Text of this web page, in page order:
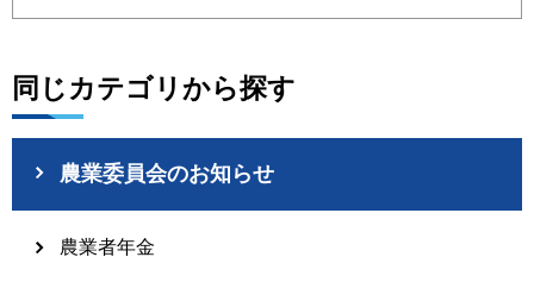
同じカテゴリから探す
農業委員会のお知らせ
農業者年金